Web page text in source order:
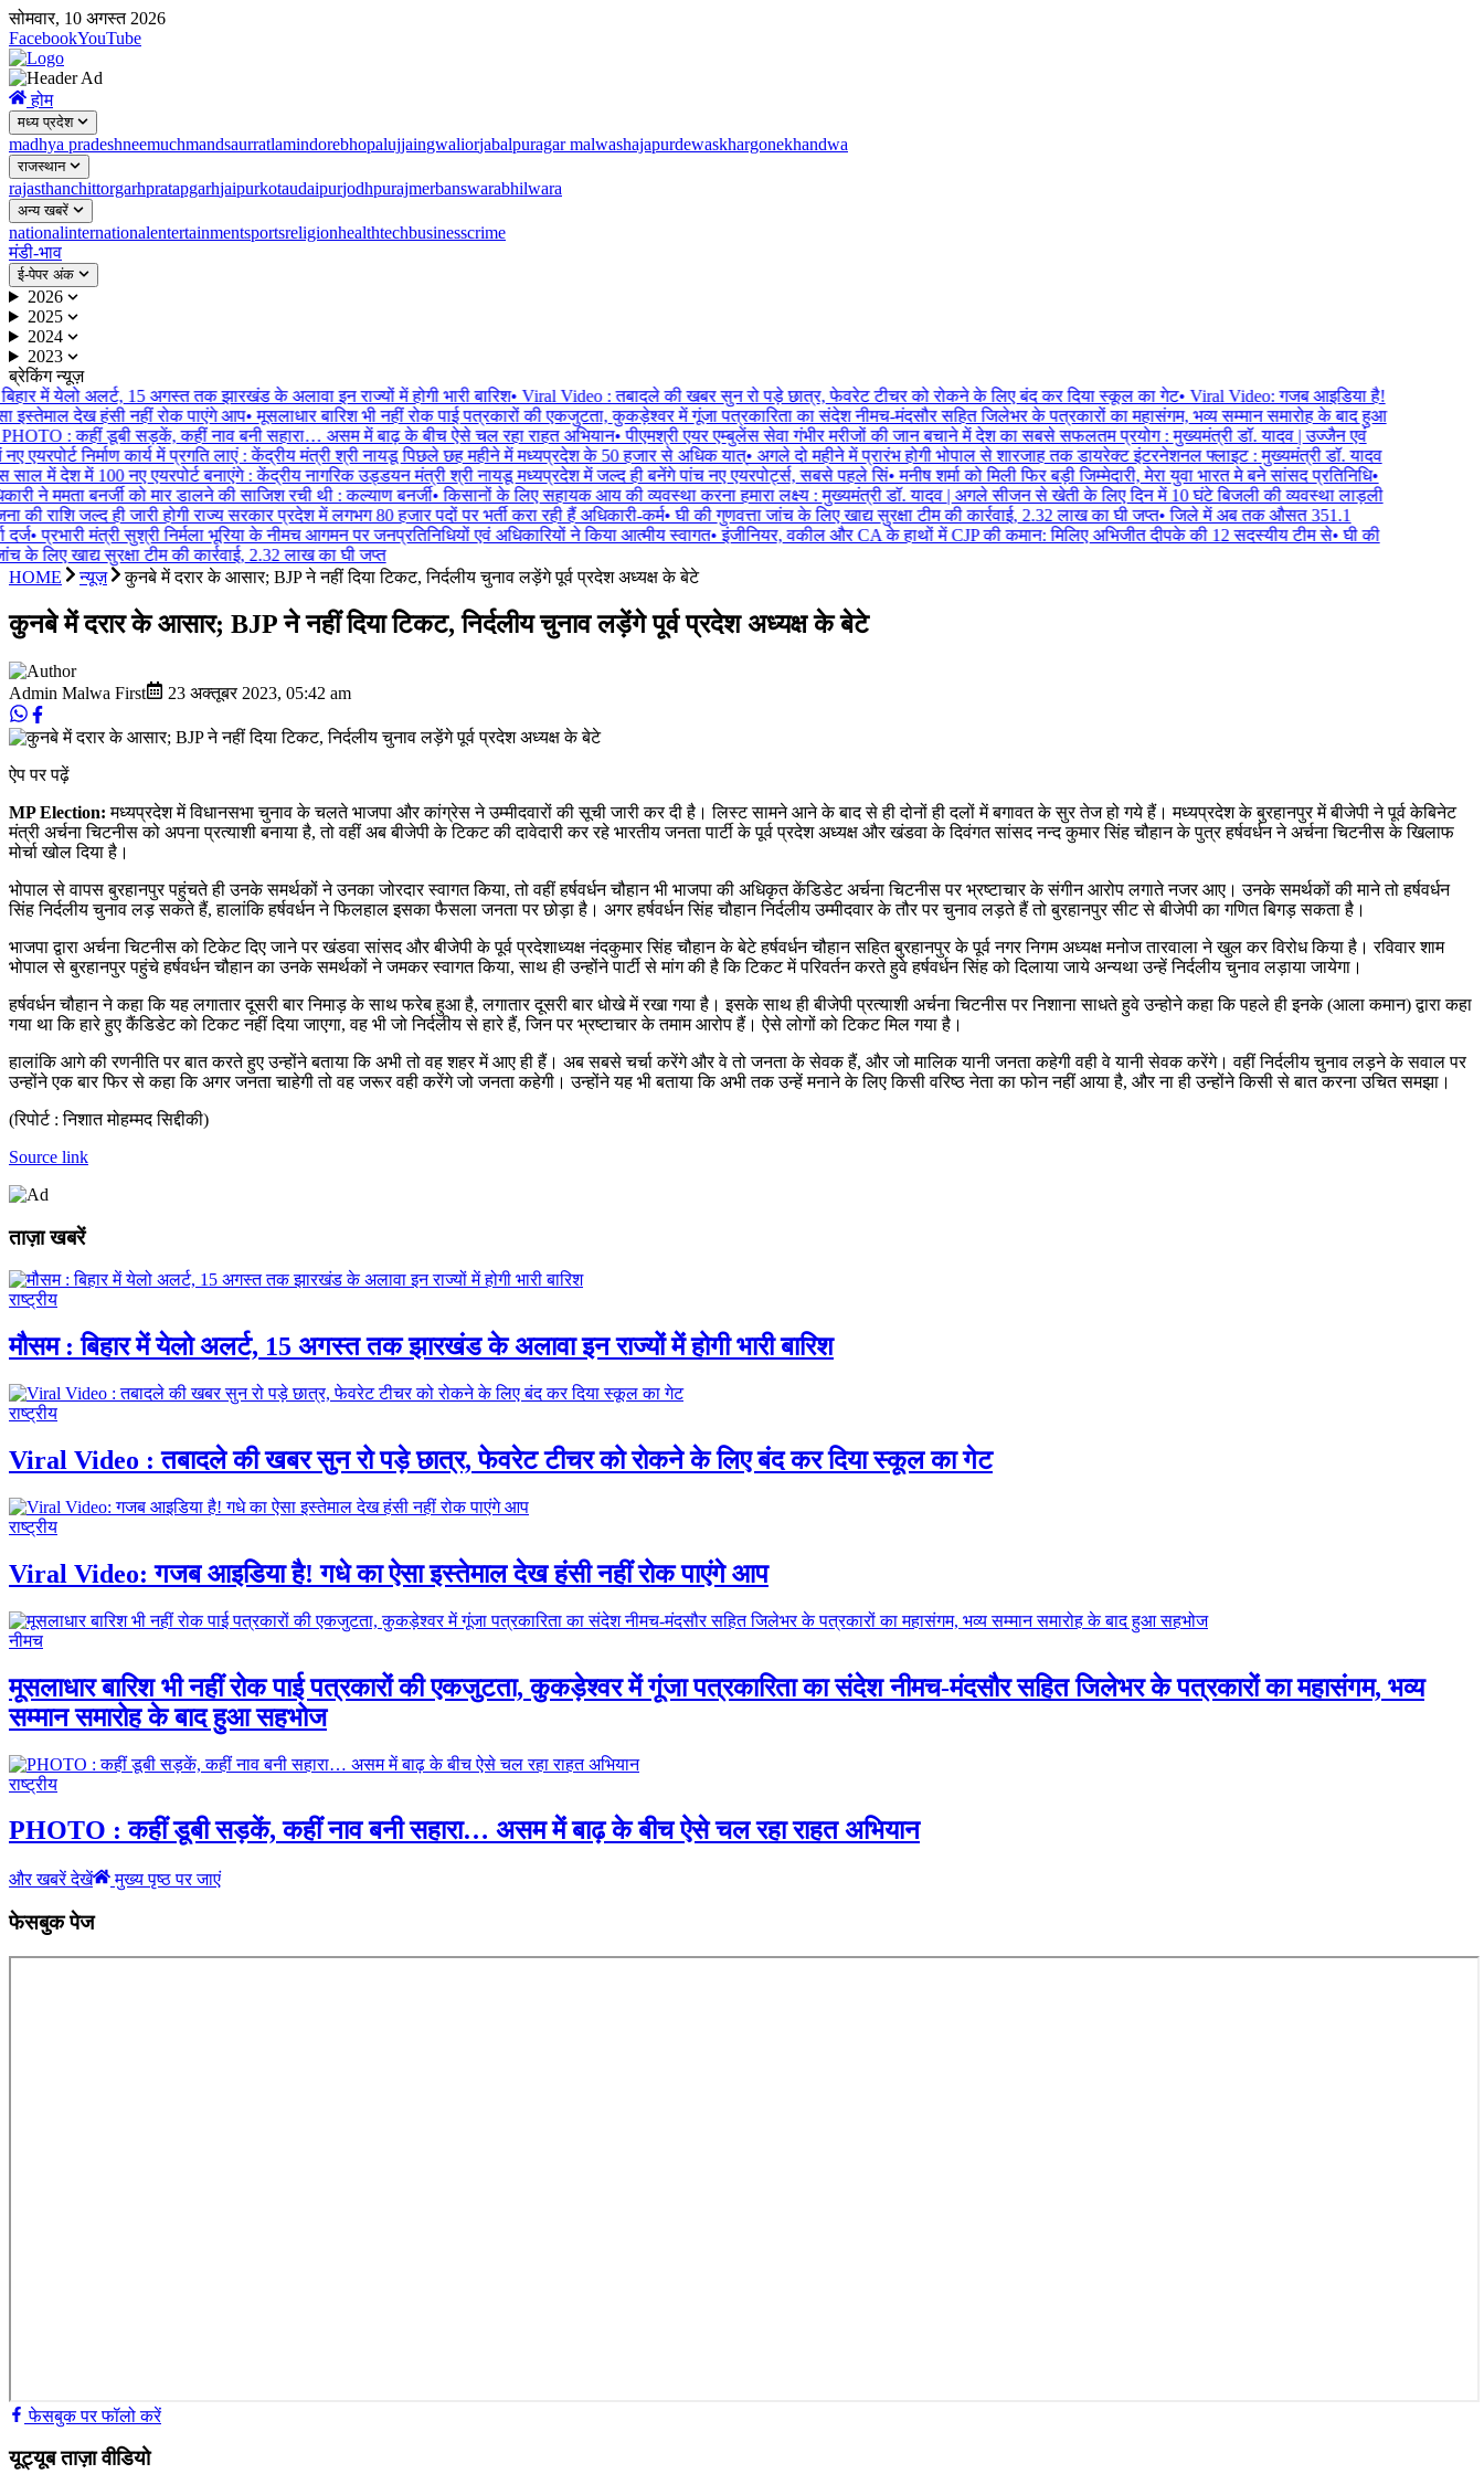
सोमवार, 10 अगस्त 2026
FacebookYouTube
होम
मध्य प्रदेश
madhya pradeshneemuchmandsaurratlamindorebhopalujjaingwaliorjabalpuragar malwashajapurdewaskhargonekhandwa
राजस्थान
rajasthanchittorgarhpratapgarhjaipurkotaudaipurjodhpurajmerbanswarabhilwara
अन्य खबरें
nationalinternationalentertainmentsportsreligionhealthtechbusinesscrime
मंडी-भाव
ई-पेपर अंक
2026
2025
2024
2023
ब्रेकिंग न्यूज़
में येलो अलर्ट, 15 अगस्त तक झारखंड के अलावा इन राज्यों में होगी भारी बारिश•Viral Video : तबादले की खबर सुन रो पड़े छात्र, फेवरेट टीचर को रोकने के लिए बंद कर दिया स्कूल का गेट•Viral Video: गजब आइडिया है!
इस्तेमाल देख हंसी नहीं रोक पाएंगे आप•मूसलाधार बारिश भी नहीं रोक पाई पत्रकारों की एकजुटता, कुकड़ेश्वर में गूंजा पत्रकारिता का संदेश नीमच-मंदसौर सहित जिलेभर के पत्रकारों का महासंगम, भव्य सम्मान समारोह के बाद हुआ
: कहीं डूबी सड़कें, कहीं नाव बनी सहारा… असम में बाढ़ के बीच ऐसे चल रहा राहत अभियान•पीएमश्री एयर एम्बुलेंस सेवा गंभीर मरीजों की जान बचाने में देश का सबसे सफलतम प्रयोग : मुख्यमंत्री डॉ. यादव | उज्जैन एवं
एयरपोर्ट निर्माण कार्य में प्रगति लाएं : केंद्रीय मंत्री श्री नायडू पिछले छह महीने में मध्यप्रदेश के 50 हजार से अधिक यात्•अगले दो महीने में प्रारंभ होगी भोपाल से शारजाह तक डायरेक्ट इंटरनेशनल फ्लाइट : मुख्यमंत्री डॉ. यादव
में देश में 100 नए एयरपोर्ट बनाएंगे : केंद्रीय नागरिक उड्डयन मंत्री श्री नायडू मध्यप्रदेश में जल्द ही बनेंगे पांच नए एयरपोर्ट्स, सबसे पहले सिं•मनीष शर्मा को मिली फिर बड़ी जिम्मेदारी, मेरा युवा भारत मे बने सांसद प्रतिनिधि•
ने ममता बनर्जी को मार डालने की साजिश रची थी : कल्याण बनर्जी•किसानों के लिए सहायक आय की व्यवस्था करना हमारा लक्ष्य : मुख्यमंत्री डॉ. यादव | अगले सीजन से खेती के लिए दिन में 10 घंटे बिजली की व्यवस्था लाड़ली
की राशि जल्द ही जारी होगी राज्य सरकार प्रदेश में लगभग 80 हजार पदों पर भर्ती करा रही हैं अधिकारी-कर्म•घी की गुणवत्ता जांच के लिए खाद्य सुरक्षा टीम की कार्रवाई, 2.32 लाख का घी जप्त•जिले में अब तक औसत 351.1
•प्रभारी मंत्री सुश्री निर्मला भूरिया के नीमच आगमन पर जनप्रतिनिधियों एवं अधिकारियों ने किया आत्मीय स्वागत•इंजीनियर, वकील और CA के हाथों में CJP की कमान: मिलिए अभिजीत दीपके की 12 सदस्यीय टीम से•घी की
के लिए खाद्य सुरक्षा टीम की कार्रवाई, 2.32 लाख का घी जप्त
HOME
न्यूज़ कुनबे में दरार के आसार; BJP ने नहीं दिया टिकट, निर्दलीय चुनाव लड़ेंगे पूर्व प्रदेश अध्यक्ष के बेटे
कुनबे में दरार के आसार; BJP ने नहीं दिया टिकट, निर्दलीय चुनाव लड़ेंगे पूर्व प्रदेश अध्यक्ष के बेटे
Admin Malwa First 23 अक्तूबर 2023, 05:42 am
ऐप पर पढ़ें
MP Election: मध्यप्रदेश में विधानसभा चुनाव के चलते भाजपा और कांग्रेस ने उम्मीदवारों की सूची जारी कर दी है। लिस्ट सामने आने के बाद से ही दोनों ही दलों में बगावत के सुर तेज हो गये हैं। मध्यप्रदेश के बुरहानपुर में बीजेपी ने पूर्व केबिनेट
मंत्री अर्चना चिटनीस को अपना प्रत्याशी बनाया है, तो वहीं अब बीजेपी के टिकट की दावेदारी कर रहे भारतीय जनता पार्टी के पूर्व प्रदेश अध्यक्ष और खंडवा के दिवंगत सांसद नन्द कुमार सिंह चौहान के पुत्र हर्षवर्धन ने अर्चना चिटनीस के खिलाफ
मोर्चा खोल दिया है।
भोपाल से वापस बुरहानपुर पहुंचते ही उनके समर्थकों ने उनका जोरदार स्वागत किया, तो वहीं हर्षवर्धन चौहान भी भाजपा की अधिकृत केंडिडेट अर्चना चिटनीस पर भ्रष्टाचार के संगीन आरोप लगाते नजर आए। उनके समर्थकों की माने तो हर्षवर्धन
सिंह निर्दलीय चुनाव लड़ सकते हैं, हालांकि हर्षवर्धन ने फिलहाल इसका फैसला जनता पर छोड़ा है। अगर हर्षवर्धन सिंह चौहान निर्दलीय उम्मीदवार के तौर पर चुनाव लड़ते हैं तो बुरहानपुर सीट से बीजेपी का गणित बिगड़ सकता है।
भाजपा द्वारा अर्चना चिटनीस को टिकेट दिए जाने पर खंडवा सांसद और बीजेपी के पूर्व प्रदेशाध्यक्ष नंदकुमार सिंह चौहान के बेटे हर्षवर्धन चौहान सहित बुरहानपुर के पूर्व नगर निगम अध्यक्ष मनोज तारवाला ने खुल कर विरोध किया है। रविवार शाम
भोपाल से बुरहानपुर पहुंचे हर्षवर्धन चौहान का उनके समर्थकों ने जमकर स्वागत किया, साथ ही उन्होंने पार्टी से मांग की है कि टिकट में परिवर्तन करते हुवे हर्षवर्धन सिंह को दिलाया जाये अन्यथा उन्हें निर्दलीय चुनाव लड़ाया जायेगा।
हर्षवर्धन चौहान ने कहा कि यह लगातार दूसरी बार निमाड़ के साथ फरेब हुआ है, लगातार दूसरी बार धोखे में रखा गया है। इसके साथ ही बीजेपी प्रत्याशी अर्चना चिटनीस पर निशाना साधते हुवे उन्होने कहा कि पहले ही इनके (आला कमान) द्वारा कहा
गया था कि हारे हुए कैंडिडेट को टिकट नहीं दिया जाएगा, वह भी जो निर्दलीय से हारे हैं, जिन पर भ्रष्टाचार के तमाम आरोप हैं। ऐसे लोगों को टिकट मिल गया है।
हालांकि आगे की रणनीति पर बात करते हुए उन्होंने बताया कि अभी तो वह शहर में आए ही हैं। अब सबसे चर्चा करेंगे और वे तो जनता के सेवक हैं, और जो मालिक यानी जनता कहेगी वही वे यानी सेवक करेंगे। वहीं निर्दलीय चुनाव लड़ने के सवाल पर
उन्होंने एक बार फिर से कहा कि अगर जनता चाहेगी तो वह जरूर वही करेंगे जो जनता कहेगी। उन्होंने यह भी बताया कि अभी तक उन्हें मनाने के लिए किसी वरिष्ठ नेता का फोन नहीं आया है, और ना ही उन्होंने किसी से बात करना उचित समझा।
(रिपोर्ट : निशात मोहम्मद सिद्दीकी)
Source link
ताज़ा खबरें
राष्ट्रीय
मौसम : बिहार में येलो अलर्ट, 15 अगस्त तक झारखंड के अलावा इन राज्यों में होगी भारी बारिश
राष्ट्रीय
Viral Video : तबादले की खबर सुन रो पड़े छात्र, फेवरेट टीचर को रोकने के लिए बंद कर दिया स्कूल का गेट
राष्ट्रीय
Viral Video: गजब आइडिया है! गधे का ऐसा इस्तेमाल देख हंसी नहीं रोक पाएंगे आप
नीमच
मूसलाधार बारिश भी नहीं रोक पाई पत्रकारों की एकजुटता, कुकड़ेश्वर में गूंजा पत्रकारिता का संदेश नीमच-मंदसौर सहित जिलेभर के पत्रकारों का महासंगम, भव्य
सम्मान समारोह के बाद हुआ सहभोज
राष्ट्रीय
PHOTO : कहीं डूबी सड़कें, कहीं नाव बनी सहारा… असम में बाढ़ के बीच ऐसे चल रहा राहत अभियान
और खबरें देखें मुख्य पृष्ठ पर जाएं
फेसबुक पेज
फेसबुक पर फॉलो करें
यूट्यूब ताज़ा वीडियो